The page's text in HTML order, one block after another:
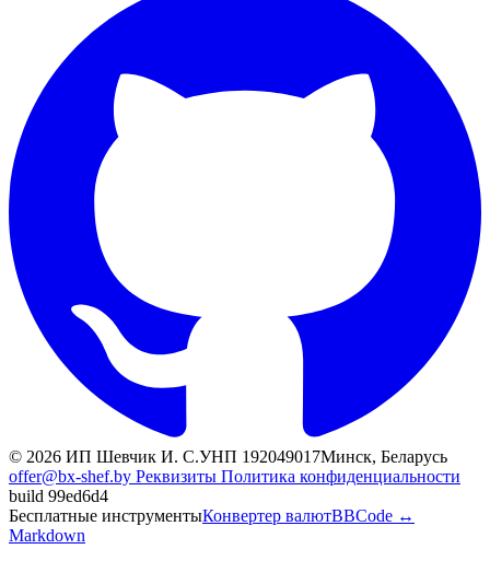
© 2026 ИП Шевчик И. С.УНП 192049017Минск, Беларусь
offer@bx-shef.by Реквизиты Политика конфиденциальности
build 99ed6d4
Бесплатные инструментыКонвертер валютBBCode ↔
Markdown